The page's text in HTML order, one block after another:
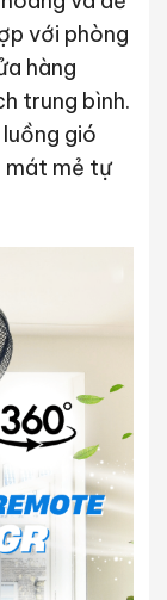
với phòng
hàng
trung bình.
gió
mát mẻ tự